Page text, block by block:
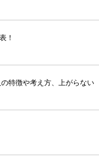
！
特徴や考え方、上がらない